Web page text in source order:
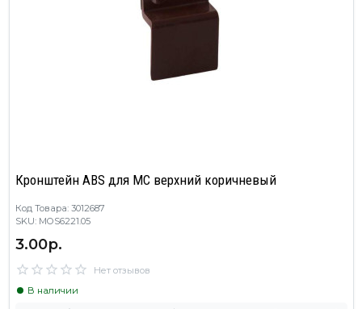
Кронштейн ABS для МС верхний коричневый
Код Товара: 3012687
SKU: MOS6221.05
3.00р.
Нет отзывов
В наличии